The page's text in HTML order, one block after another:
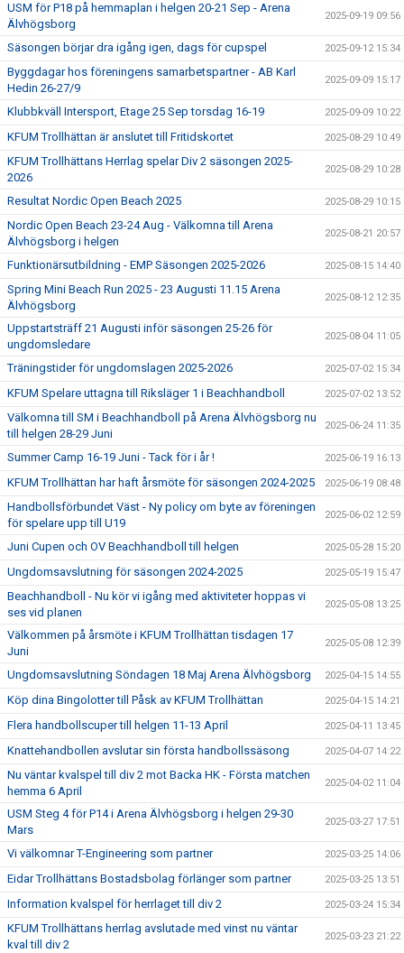
USM för P18 på hemmaplan i helgen 20-21 Sep - Arena
Älvhögsborg
2025-09-19 09:56
Säsongen börjar dra igång igen, dags för cupspel 2025-09-12 15:34
Byggdagar hos föreningens samarbetspartner - AB Karl
Hedin 26-27/9
2025-09-09 15:17
Klubbkväll Intersport, Etage 25 Sep torsdag 16-19 2025-09-09 10:22
KFUM Trollhättan är anslutet till Fritidskortet 2025-08-29 10:49
KFUM Trollhättans Herrlag spelar Div 2 säsongen 2025-
2026
2025-08-29 10:28
Resultat Nordic Open Beach 2025 2025-08-29 10:15
Nordic Open Beach 23-24 Aug - Välkomna till Arena
Älvhögsborg i helgen
2025-08-21 20:57
Funktionärsutbildning - EMP Säsongen 2025-2026 2025-08-15 14:40
Spring Mini Beach Run 2025 - 23 Augusti 11.15 Arena
Älvhögsborg
2025-08-12 12:35
Uppstartsträff 21 Augusti inför säsongen 25-26 för
ungdomsledare
2025-08-04 11:05
Träningstider för ungdomslagen 2025-2026 2025-07-02 15:34
KFUM Spelare uttagna till Riksläger 1 i Beachhandboll 2025-07-02 13:52
Välkomna till SM i Beachhandboll på Arena Älvhögsborg nu
till helgen 28-29 Juni
2025-06-24 11:35
Summer Camp 16-19 Juni - Tack för i år ! 2025-06-19 16:13
KFUM Trollhättan har haft årsmöte för säsongen 2024-2025 2025-06-19 08:48
Handbollsförbundet Väst - Ny policy om byte av föreningen
för spelare upp till U19
2025-06-02 12:59
Juni Cupen och OV Beachhandboll till helgen 2025-05-28 15:20
Ungdomsavslutning för säsongen 2024-2025 2025-05-19 15:47
Beachhandboll - Nu kör vi igång med aktiviteter hoppas vi
ses vid planen
2025-05-08 13:25
Välkommen på årsmöte i KFUM Trollhättan tisdagen 17
Juni
2025-05-08 12:39
Ungdomsavslutning Söndagen 18 Maj Arena Älvhögsborg 2025-04-15 14:55
Köp dina Bingolotter till Påsk av KFUM Trollhättan 2025-04-15 14:21
Flera handbollscuper till helgen 11-13 April 2025-04-11 13:45
Knattehandbollen avslutar sin första handbollssäsong 2025-04-07 14:22
Nu väntar kvalspel till div 2 mot Backa HK - Första matchen
hemma 6 April
2025-04-02 11:04
USM Steg 4 för P14 i Arena Älvhögsborg i helgen 29-30
Mars
2025-03-27 17:51
Vi välkomnar T-Engineering som partner 2025-03-25 14:06
Eidar Trollhättans Bostadsbolag förlänger som partner 2025-03-25 13:51
Information kvalspel för herrlaget till div 2 2025-03-24 15:34
KFUM Trollhättans herrlag avslutade med vinst nu väntar
kval till div 2
2025-03-23 21:22